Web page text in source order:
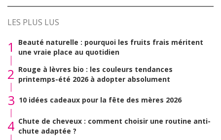
LES PLUS LUS
1
Beauté naturelle : pourquoi les fruits frais méritent
une vraie place au quotidien
2 Rouge à lèvres bio : les couleurs tendances
printemps-été 2026 à adopter absolument
3 10 idées cadeaux pour la fête des mères 2026
4 Chute de cheveux : comment choisir une routine anti-
chute adaptée ?